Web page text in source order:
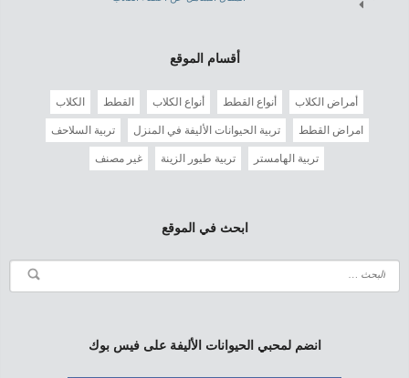
أقسام الموقع
أمراض الكلاب أنواع القطط أنواع الكلاب القطط الكلاب
امراض القطط تربية الحيوانات الأليفة في المنزل تربية السلاحف
تربية الهامستر تربية طيور الزينة غير مصنف
ابحث في الموقع
انضم لمحبي الحيوانات الأليفة على فيس بوك